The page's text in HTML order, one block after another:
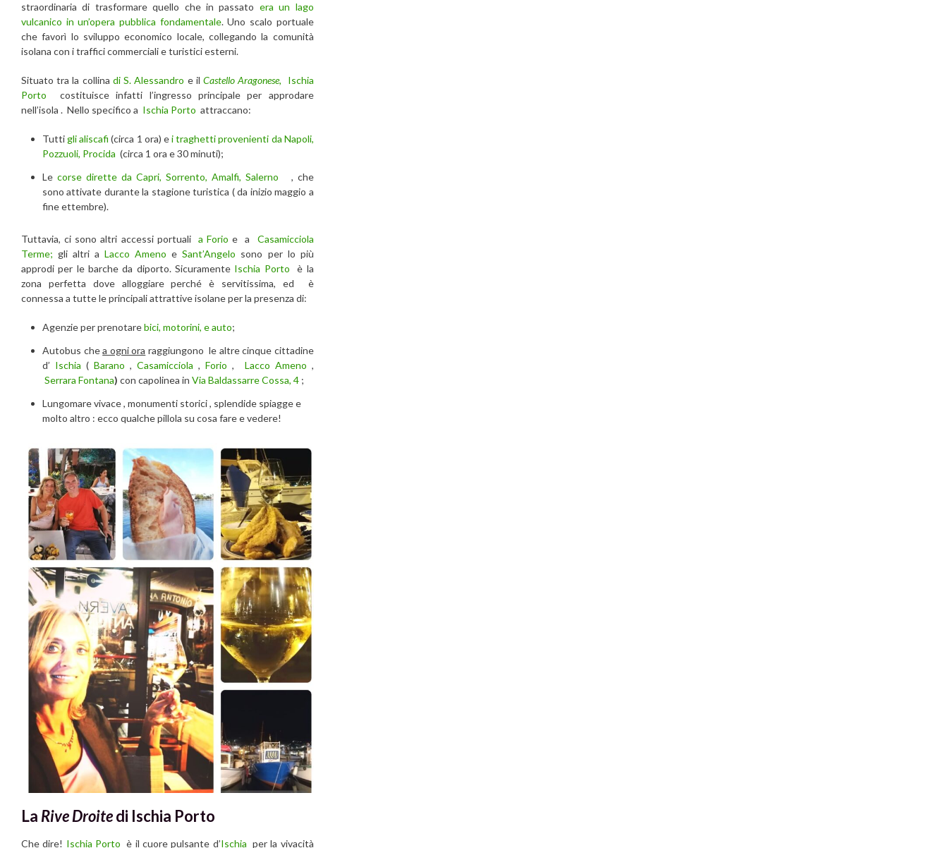
straordinaria di trasformare quello che in passato era un lago
vulcanico in un’opera pubblica fondamentale. Uno scalo portuale
che favorì lo sviluppo economico locale, collegando la comunità
isolana con i traffici commerciali e turistici esterni.
Situato tra la collina di S. Alessandro e ilCastello Aragonese,
Ischia
Porto costituisce infatti l’ingresso principale per approdare
nell’isola . Nello specifico a Ischia Porto attraccano:
Tuttigli aliscafi (circa 1 ora) ei traghetti provenienti da Napoli,
Pozzuoli, Procida (circa 1 ora e 30 minuti);
Le corse dirette da Capri, Sorrento, Amalfi, Salerno , che
sono attivate durante la stagione turistica ( da inizio maggio a
fine ettembre).
Tuttavia, ci sono altri accessi portuali a Forio e a Casamicciola
Terme; gli altri aLacco Ameno eSant’Angelo sono per lo più
approdi per le barche da diporto. Sicuramente Ischia Porto è la
zona perfetta dove alloggiare perché è servitissima, ed è
connessa a tutte le principali attrattive isolane per la presenza di:
Agenzie per prenotarebici, motorini, e auto;
Autobus chea ogni ora raggiungono le altre cinque cittadine
d’ Ischia (Barano,Casamicciola,Forio, Lacco Ameno ,
Serrara Fontana) con capolinea in Via Baldassarre Cossa, 4 ;
Lungomare vivace , monumenti storici , splendide spiagge e
molto altro : ecco qualche pillola su cosa fare e vedere!
La Rive Droitedi Ischia Porto
Che dire! Ischia Porto è il cuore pulsante d’Ischia per la vivacità